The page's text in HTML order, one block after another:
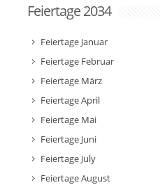
Feiertage 2034
Feiertage Januar
Feiertage Februar
Feiertage März
Feiertage April
Feiertage Mai
Feiertage Juni
Feiertage July
Feiertage August